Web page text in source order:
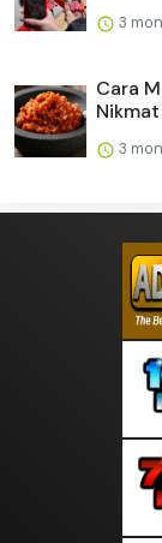
3
Cara
3